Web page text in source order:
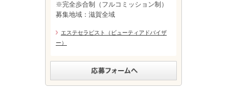
※完全歩合制（フルコミッション制）
募集地域：滋賀全域
エステセラピスト（ビューティアドバイザ
ー）